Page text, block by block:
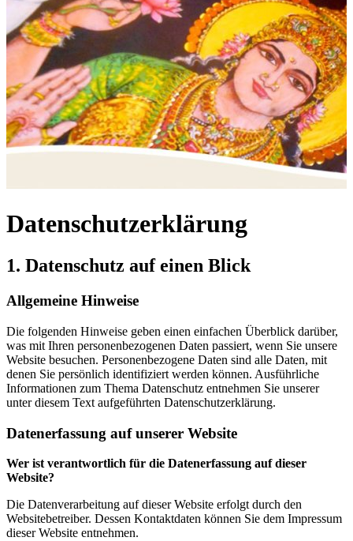
Datenschutzerklärung
1. Datenschutz auf einen Blick
Allgemeine Hinweise
Die folgenden Hinweise geben einen einfachen Überblick darüber,
was mit Ihren personenbezogenen Daten passiert, wenn Sie unsere
Website besuchen. Personenbezogene Daten sind alle Daten, mit
denen Sie persönlich identifiziert werden können. Ausführliche
Informationen zum Thema Datenschutz entnehmen Sie unserer
unter diesem Text aufgeführten Datenschutzerklärung.
Datenerfassung auf unserer Website
Wer ist verantwortlich für die Datenerfassung auf dieser
Website?
Die Datenverarbeitung auf dieser Website erfolgt durch den
Websitebetreiber. Dessen Kontaktdaten können Sie dem Impressum
dieser Website entnehmen.